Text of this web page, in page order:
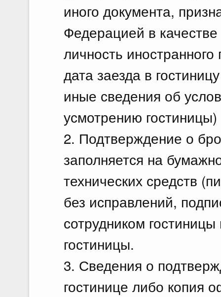
иного документа,
Федерацией в
личность
дата заезда в
иные сведения об
усмотрению гостиницы)
2. Подтверждение о
заполняется на
технических средств
без исправлений,
сотрудником
гостиницы.
3. Сведения о
гостинице либо копия